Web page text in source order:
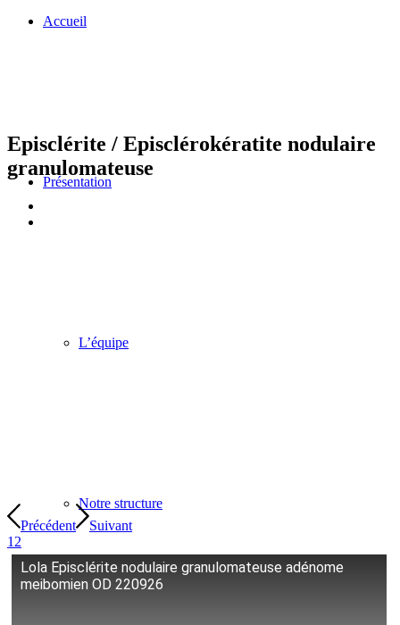
Accueil
Présentation
L’équipe
Notre structure
Episclérite / Episclérokératite nodulaire
granulomateuse
Précédent
Suivant
1 2
Lola Episclérite nodulaire granulomateuse adénome
meibomien OD 220926